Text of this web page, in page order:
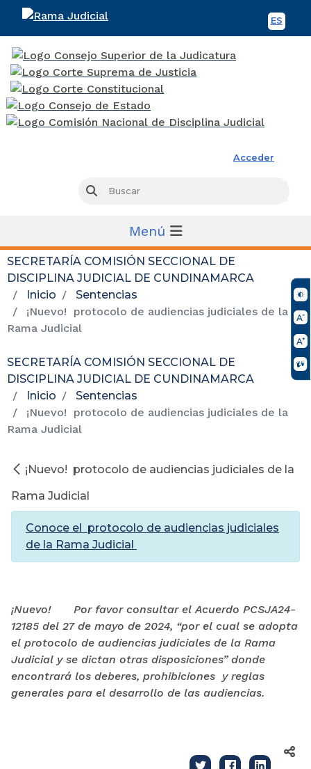
ES
Acceder
Buscar
Menú
SECRETARÍA COMISIÓN SECCIONAL DE
DISCIPLINA JUDICIAL DE CUNDINAMARCA
Inicio
Sentencias
¡Nuevo! protocolo de audiencias judiciales de la
Rama Judicial
SECRETARÍA COMISIÓN SECCIONAL DE
DISCIPLINA JUDICIAL DE CUNDINAMARCA
Inicio
Sentencias
¡Nuevo! protocolo de audiencias judiciales de la
Rama Judicial
¡Nuevo! protocolo de audiencias judiciales de la
Rama Judicial
Conoce el protocolo de audiencias judiciales
de la Rama Judicial
¡Nuevo!
Por favor consultar el Acuerdo PCSJA24-
12185 del 27 de mayo de 2024, “por el cual se adopta
el protocolo de audiencias judiciales de la Rama
Judicial y se dictan otras disposiciones” donde
encontrará los deberes, prohibiciones y reglas
generales para el desarrollo de las audiencias.